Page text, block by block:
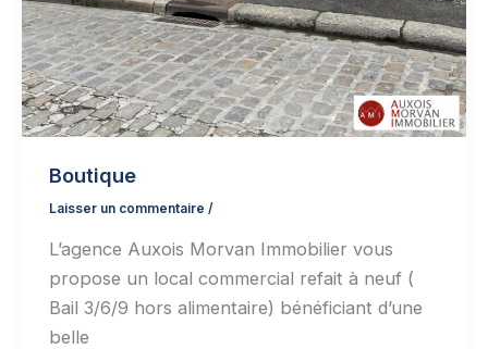
Boutique
Laisser un commentaire /
L’agence Auxois Morvan Immobilier vous
propose un local commercial refait à neuf (
Bail 3/6/9 hors alimentaire) bénéficiant d’une
belle